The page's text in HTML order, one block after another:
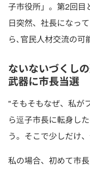
子市役所」。第2回目
日突然、社長になっ
ら､官民人材交流の可
ないないづくし
武器に市長当選
"そもそもなぜ、私が
ら逗子市長に転身し
う。そこで少しだけ
私の場合、初めて市